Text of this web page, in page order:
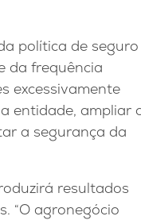
política de seguro
da frequência
excessivamente
entidade, ampliar
a segurança da
resultados
“O agronegócio